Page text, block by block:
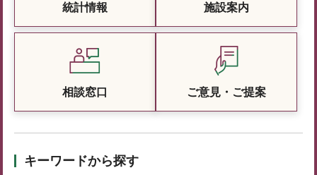
統計情報 施設案内
相談窓口 ご意見・ご提案
キーワードから探す